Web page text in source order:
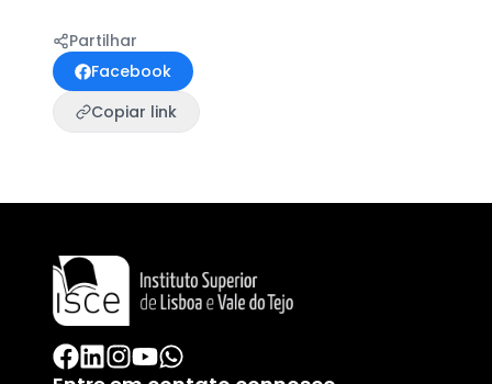
Partilhar
Facebook
Copiar link